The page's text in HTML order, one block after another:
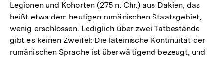
Legionen und Kohorten (275 n. Chr.) aus Dakien, das
heißt etwa dem heutigen rumänischen Staatsgebiet,
wenig erschlossen. Lediglich über zwei Tatbestände
gibt es keinen Zweifel: Die lateinische Kontinuität der
rumänischen Sprache ist überwältigend bezeugt, und